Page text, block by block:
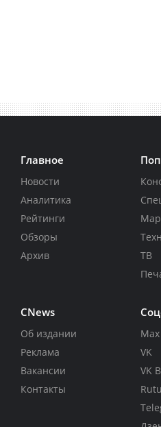
Главное
Новости
Аналитика
Рейтинги
Обзоры
Архив
ТВ
CNews
Об издании
Реклама
Вакансии
Контакты
Max
VK
VK